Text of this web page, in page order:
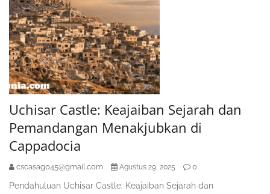
Uchisar Castle: Keajaiban Sejarah dan
Pemandangan Menakjubkan di
Cappadocia
cscasag045@gmail.com Agustus 29, 2025 0
Pendahuluan Uchisar Castle: Keajaiban Sejarah dan